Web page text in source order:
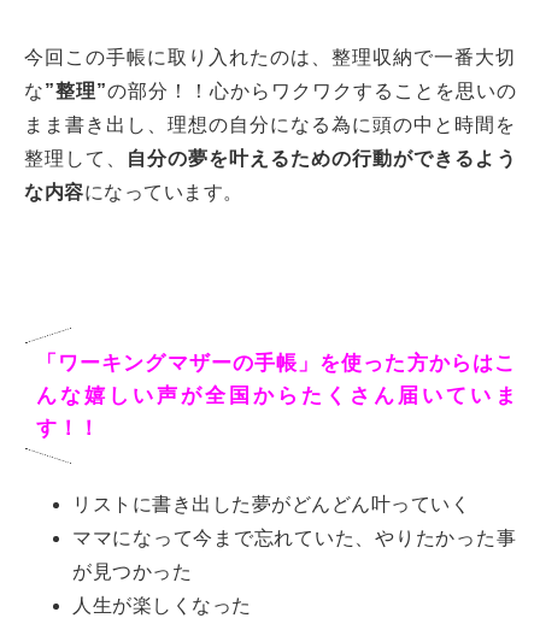
今回この手帳に取り入れたのは、整理収納で一番大切
な”整理”の部分！！心からワクワクすることを思いの
まま書き出し、理想の自分になる為に頭の中と時間を
整理して、
自分の夢を叶えるための行動ができるよう
な内容になっています。
「ワーキングマザーの手帳」を使った方からはこ
んな嬉しい声が全国からたくさん届いていま
す！！
リストに書き出した夢がどんどん叶っていく
ママになって今まで忘れていた、やりたかった事
が見つかった
人生が楽しくなった